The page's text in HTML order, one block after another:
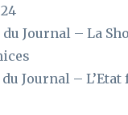
Journal – La
Journal –